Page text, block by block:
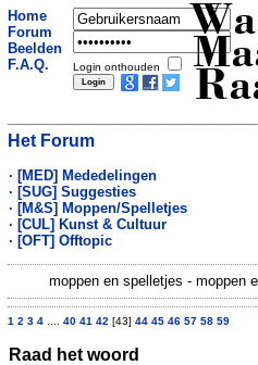
Home
Forum
Beelden
F.A.Q.
Login onthouden
Het Forum
· [MED] Mededelingen
· [SUG] Suggesties
· [M&S] Moppen/Spelletjes
· [CUL] Kunst & Cultuur
· [OFT] Offtopic
moppen en spelletjes - moppen
1 2 3 4 40 41 42 [43] 44 45 46 57 58 59
Raad het woord